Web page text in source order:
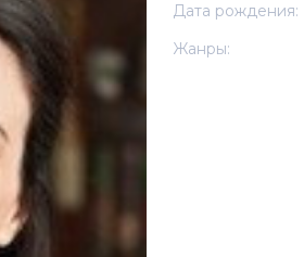
Дата рождения:
Жанры: